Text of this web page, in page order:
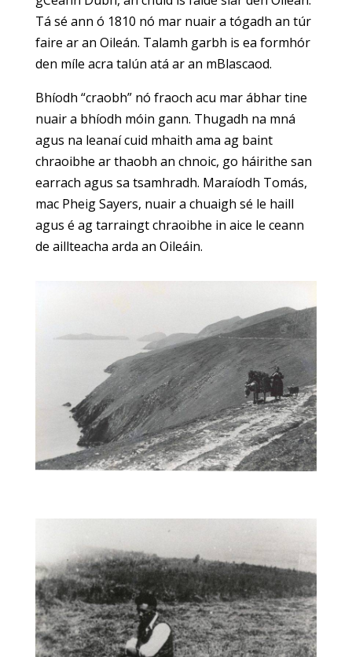
Tá sé ann ó 1810 nó mar nuair a tógadh an túr
faire ar an Oileán. Talamh garbh is ea formhór
den míle acra talún atá ar an mBlascaod.
Bhíodh “craobh” nó fraoch acu mar ábhar tine
nuair a bhíodh móin gann. Thugadh na mná
agus na leanaí cuid mhaith ama ag baint
chraoibhe ar thaobh an chnoic, go háirithe san
earrach agus sa tsamhradh. Maraíodh Tomás,
mac Pheig Sayers, nuair a chuaigh sé le haill
agus é ag tarraingt chraoibhe in aice le ceann
de aillteacha arda an Oileáin.